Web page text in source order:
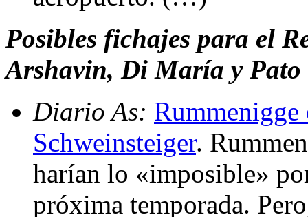
Posibles fichajes para el
Arshavin, Di María y Pato
Diario As: Rummenigge
Schweinsteiger.
harían lo «imposible»
próxima temporada.